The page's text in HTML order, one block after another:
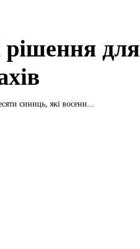
рішення для
синиць, які восени...